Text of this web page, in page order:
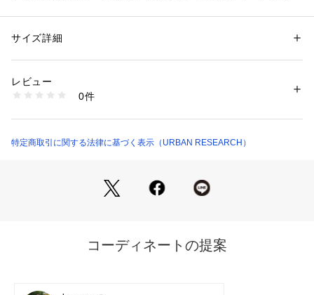
げた、世界で初めてのスポーツサンダルブランド。
Tevaの原点ともいえるオリジナルコレクションは、水辺での安
今では世界中の多くの人に愛されるブランドを象徴するモデル
【2026 Spring/Summer】【26SS】
※商品画像は、光の当たり具合やパソコンなどの閲覧環境によ
性別：レディース
素材：-
洗濯：-
※詳しい洗濯方法については、商品の品質表示タグをご覧ください
CL26210-2210049 （ショップ）
サイズ詳細
レビュー
0件
特定商取引に関する法律に基づく表示（URBAN RESEARCH）